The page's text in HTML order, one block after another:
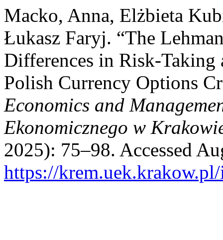
Macko, Anna, Elżbieta
Łukasz Faryj. “The
Differences in Risk-
Polish Currency Options
Economics and
Ekonomicznego w
2025): 75–98. Accessed
https://